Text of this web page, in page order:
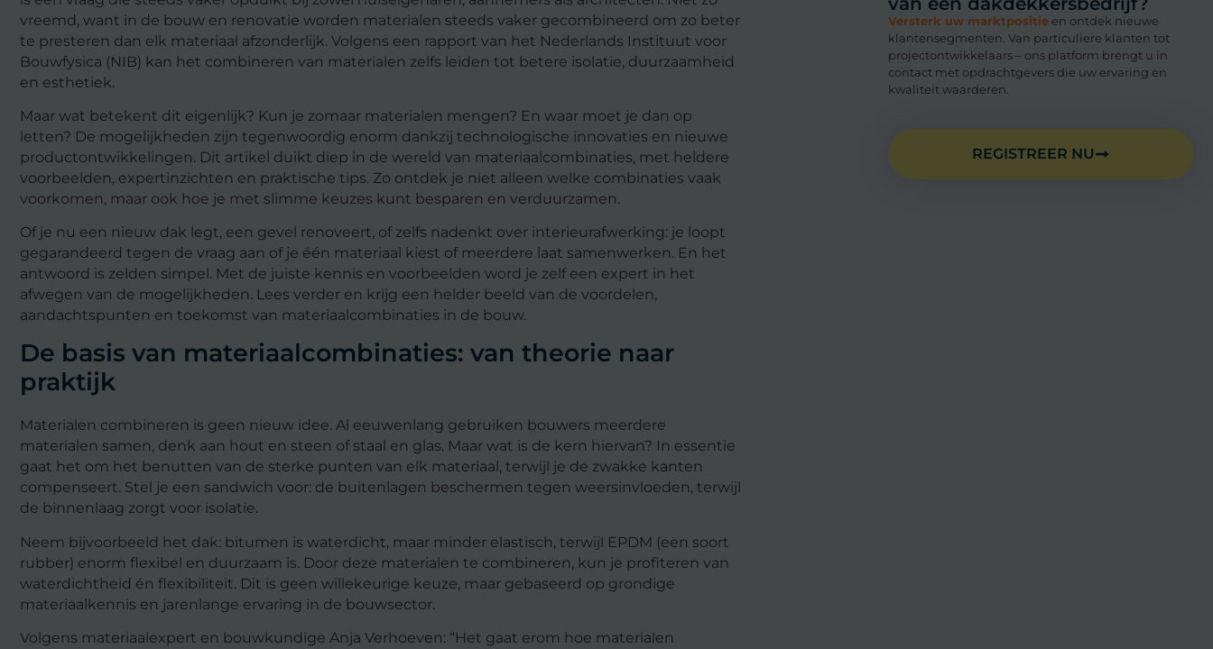
vreemd, want in de bouw en renovatie worden materialen steeds vaker gecombineerd om zo beter
te presteren dan elk materiaal afzonderlijk. Volgens een rapport van het Nederlands Instituut voor
Bouwfysica (NIB) kan het combineren van materialen zelfs leiden tot betere isolatie, duurzaamheid
en esthetiek.
Maar wat betekent dit eigenlijk? Kun je zomaar materialen mengen? En waar moet je dan op
letten? De mogelijkheden zijn tegenwoordig enorm dankzij technologische innovaties en nieuwe
productontwikkelingen. Dit artikel duikt diep in de wereld van materiaalcombinaties, met heldere
voorbeelden, expertinzichten en praktische tips. Zo ontdek je niet alleen welke combinaties vaak
voorkomen, maar ook hoe je met slimme keuzes kunt besparen en verduurzamen.
Of je nu een nieuw dak legt, een gevel renoveert, of zelfs nadenkt over interieurafwerking: je loopt
gegarandeerd tegen de vraag aan of je één materiaal kiest of meerdere laat samenwerken. En het
antwoord is zelden simpel. Met de juiste kennis en voorbeelden word je zelf een expert in het
afwegen van de mogelijkheden. Lees verder en krijg een helder beeld van de voordelen,
aandachtspunten en toekomst van materiaalcombinaties in de bouw.
De basis van materiaalcombinaties: van theorie naar
praktijk
Materialen combineren is geen nieuw idee. Al eeuwenlang gebruiken bouwers meerdere
materialen samen, denk aan hout en steen of staal en glas. Maar wat is de kern hiervan? In essentie
gaat het om het benutten van de sterke punten van elk materiaal, terwijl je de zwakke kanten
compenseert. Stel je een sandwich voor: de buitenlagen beschermen tegen weersinvloeden, terwijl
de binnenlaag zorgt voor isolatie.
Neem bijvoorbeeld het dak: bitumen is waterdicht, maar minder elastisch, terwijl EPDM (een soort
rubber) enorm flexibel en duurzaam is. Door deze materialen te combineren, kun je profiteren van
waterdichtheid én flexibiliteit. Dit is geen willekeurige keuze, maar gebaseerd op grondige
materiaalkennis en jarenlange ervaring in de bouwsector.
Volgens materiaalexpert en bouwkundige Anja Verhoeven: “Het gaat erom hoe materialen
Versterk uw marktpositie en ontdek nieuwe
klantensegmenten. Van particuliere klanten tot
projectontwikkelaars – ons platform brengt u in
contact met opdrachtgevers die uw ervaring en
kwaliteit waarderen.
REGISTREER NU